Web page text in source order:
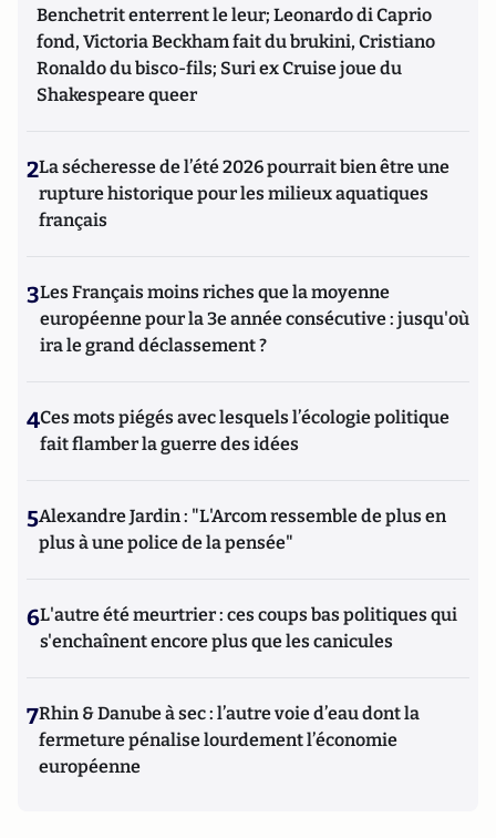
Benchetrit enterrent le leur; Leonardo di Caprio
fond, Victoria Beckham fait du brukini, Cristiano
Ronaldo du bisco-fils; Suri ex Cruise joue du
Shakespeare queer
2La sécheresse de l’été 2026 pourrait bien être une
rupture historique pour les milieux aquatiques
français
3Les Français moins riches que la moyenne
européenne pour la 3e année consécutive : jusqu'où
ira le grand déclassement ?
4Ces mots piégés avec lesquels l’écologie politique
fait flamber la guerre des idées
5Alexandre Jardin : "L'Arcom ressemble de plus en
plus à une police de la pensée"
6L'autre été meurtrier : ces coups bas politiques qui
s'enchaînent encore plus que les canicules
7Rhin & Danube à sec : l’autre voie d’eau dont la
fermeture pénalise lourdement l’économie
européenne